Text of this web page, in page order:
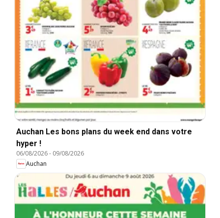
Auchan Les bons plans du week end dans votre
hyper !
06/08/2026- 09/08/2026
Auchan